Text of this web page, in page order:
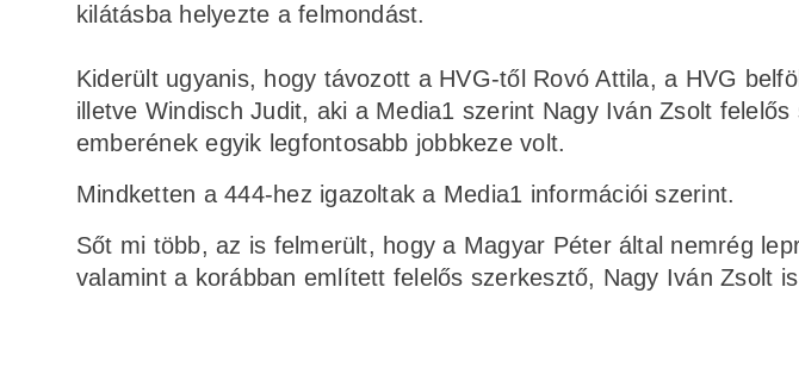
kilátásba helyezte a felmondást.
Kiderült ugyanis, hogy távozott a HVG-től Rovó Attila, a HVG
illetve Windisch Judit, aki a Media1 szerint Nagy Iván Zsolt
emberének egyik legfontosabb jobbkeze volt.
Mindketten a 444-hez igazoltak a Media1 információi szerint.
Sőt mi több, az is felmerült, hogy a Magyar Péter által nemrég
valamint a korábban említett felelős szerkesztő, Nagy Iván Zsolt